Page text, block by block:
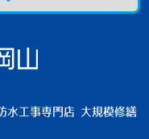
水工事専門店 大規模修繕